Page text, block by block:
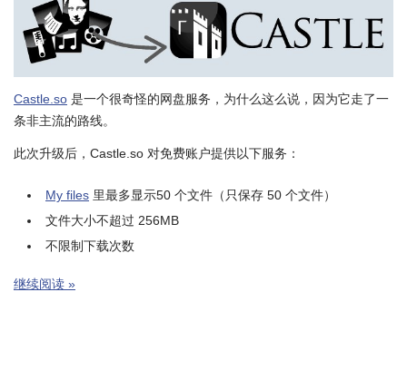
Castle.so 是一个很奇怪的网盘服务，为什么这么说，因为它走了一
条非主流的路线。
此次升级后，Castle.so 对免费账户提供以下服务：
My files 里最多显示50 个文件（只保存 50 个文件）
文件大小不超过 256MB
不限制下载次数
继续阅读 »